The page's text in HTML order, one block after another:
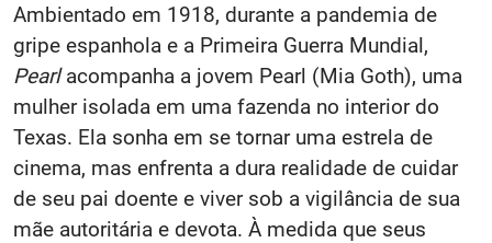
Ambientado em 1918, durante a pandemia de
gripe espanhola e a Primeira Guerra Mundial,
Pearlacompanha a jovem Pearl (Mia Goth), uma
mulher isolada em uma fazenda no interior do
Texas. Ela sonha em se tornar uma estrela de
cinema, mas enfrenta a dura realidade de cuidar
de seu pai doente e viver sob a vigilância de sua
mãe autoritária e devota. À medida que seus